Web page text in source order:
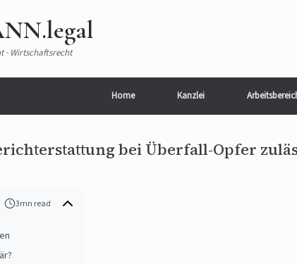
· Wirtschaftsrecht
Home Kanzlei
bei Überfall-Opfer
3mn read